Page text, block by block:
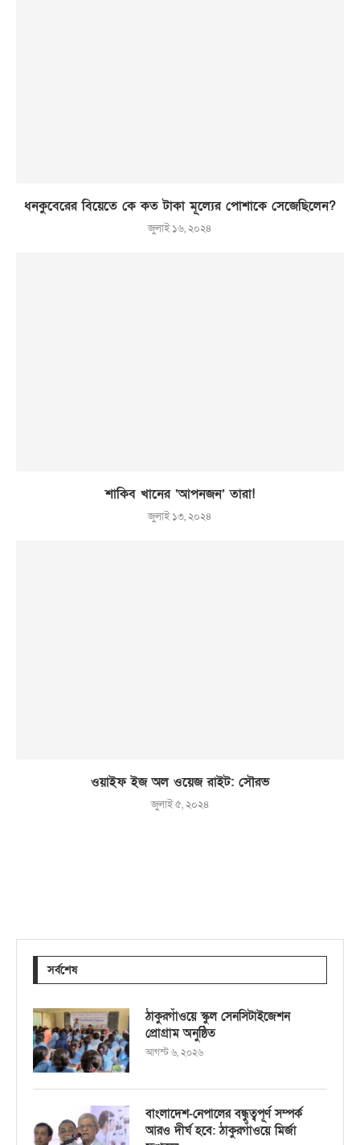
ধনকুবেরের বিয়েতে কে কত টাকা মূল্যের পোশাকে সেজেছিলেন?
জুলাই ১৬, ২০২৪
শাকিব খানের ‘আপনজন’ তারা!
জুলাই ১৩, ২০২৪
ওয়াইফ ইজ অল ওয়েজ রাইট: সৌরভ
জুলাই ৫, ২০২৪
সর্বশেষ
ঠাকুরগাঁওয়ে স্কুল সেনসিটাইজেশন
প্রোগ্রাম অনুষ্ঠিত
আগস্ট ৬, ২০২৬
বাংলাদেশ-নেপালের বন্ধুত্বপূর্ণ সম্পর্ক
আরও দীর্ঘ হবে: ঠাকুরগাঁওয়ে মির্জা